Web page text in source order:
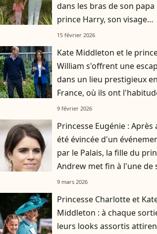
dans les bras de son papa
prince Harry, son visage
apparaît en photo
15 février 2026
Kate Middleton et le
William s'offrent une
dans un lieu prestigieux en
France, où ils ont
se rendre avec leurs trois
9 février 2026
Princesse Eugénie : Après
été évincée d'un
par le Palais, la fille du
Andrew met fin à l'une de
principales missions
9 mars 2026
Princesse Charlotte et
Middleton : à chaque
leurs looks assortis